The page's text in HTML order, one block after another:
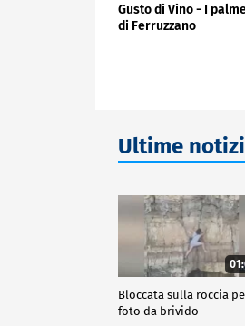
Gusto di Vino - I
di Ferruzzano
Ultime
Bloccata sulla roccia
foto da brivido